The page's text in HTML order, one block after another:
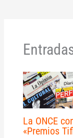
La ONCE
«Premios